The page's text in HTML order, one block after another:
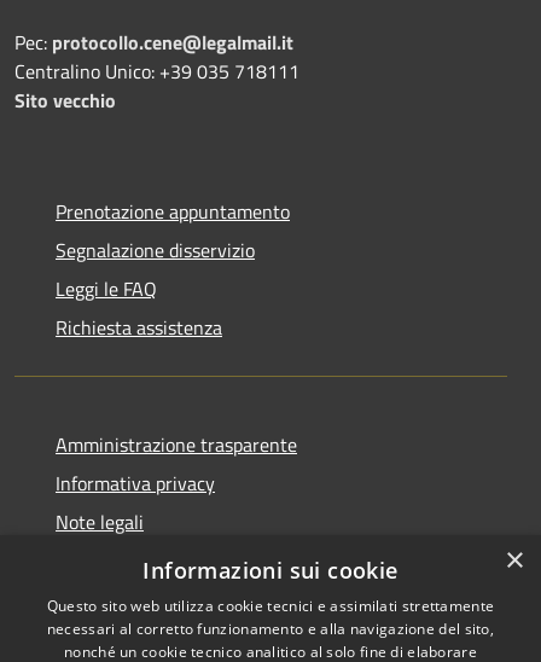
Pec: protocollo.cene@legalmail.it
Centralino Unico: +39 035 718111
Sito vecchio
Prenotazione appuntamento
Segnalazione disservizio
Leggi le FAQ
Richiesta assistenza
Amministrazione trasparente
Informativa privacy
Note legali
Dichiarazione di accessibilità
×
Informazioni sui cookie
Questo sito web utilizza cookie tecnici e assimilati strettamente
necessari al corretto funzionamento e alla navigazione del sito,
nonché un cookie tecnico analitico al solo fine di elaborare